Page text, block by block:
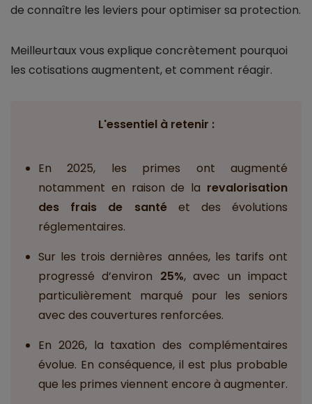
de connaître les leviers pour optimiser sa protection.
Meilleurtaux vous explique concrètement pourquoi
les cotisations augmentent, et comment réagir.
L'essentiel à retenir :
En 2025, les primes ont augmenté
notamment en raison de la revalorisation
des frais de santéet des évolutions
réglementaires.
Sur les trois dernières années, les tarifs ont
progressé d’environ 25%, avec un impact
particulièrement marqué pour les seniors
avec des couvertures renforcées.
En 2026, la taxation des complémentaires
évolue. En conséquence, il est plus probable
que les primes viennent encore à augmenter.